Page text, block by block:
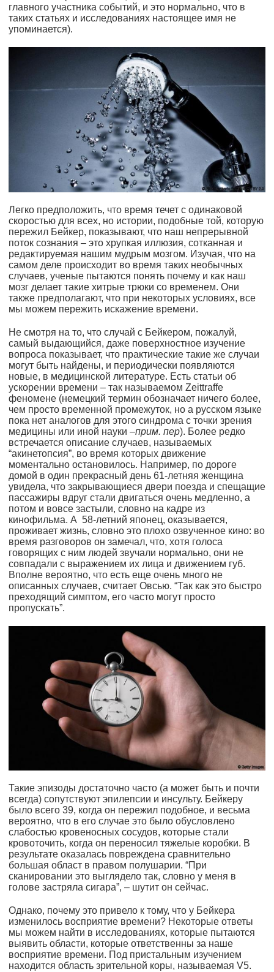
главного участника событий, и это нормально, что в
таких статьях и исследованиях настоящее имя не
упоминается).
Легко предположить, что время течет с одинаковой
скоростью для всех, но истории, подобные той, которую
пережил Бейкер, показывают, что наш непрерывной
поток сознания – это хрупкая иллюзия, сотканная и
редактируемая нашим мудрым мозгом. Изучая, что на
самом деле происходит во время таких необычных
случаев, ученые пытаются понять почему и как наш
мозг делает такие хитрые трюки со временем. Они
также предполагают, что при некоторых условиях, все
мы можем пережить искажение времени.
Не смотря на то, что случай с Бейкером, пожалуй,
самый выдающийся, даже поверхностное изучение
вопроса показывает, что практические такие же случаи
могут быть найдены, и периодически появляются
новые, в медицинской литературе. Есть статьи об
ускорении времени – так называемом Zeittraffe
феномене (немецкий термин обозначает ничего более,
чем просто временной промежуток, но а русском языке
пока нет аналогов для этого синдрома с точки зрения
медицины или иной науки –прим. пер). Более редко
встречается описание случаев, называемых
“акинетопсия”, во время которых движение
моментально остановилось. Например, по дороге
домой в один прекрасный день 61-летняя женщина
увидела, что закрывающиеся двери поезда и спещащие
пассажиры вдруг стали двигаться очень медленно, а
потом и вовсе застыли, словно на кадре из
кинофильма. А 58-летний японец, оказывается,
проживает жизнь, словно это плохо озвученное кино: во
время разговоров он замечал, что, хотя голоса
говорящих с ним людей звучали нормально, они не
совпадали с выражением их лица и движением губ.
Вполне вероятно, что есть еще очень много не
описанных случаев, считает Овсью. “Так как это быстро
преходящий симптом, его часто могут просто
пропускать”.
Такие эпизоды достаточно часто (а может быть и почти
всегда) сопутствуют эпилепсии и инсульту. Бейкеру
было всего 39, когда он пережил подобное, и весьма
вероятно, что в его случае это было обусловлено
слабостью кровеносных сосудов, которые стали
кровоточить, когда он переносил тяжелые коробки. В
результате оказалась повреждена сравнительно
большая област в правом полушарии. “При
сканировании это выглядело так, словно у меня в
голове застряла сигара”, – шутит он сейчас.
Однако, почему это привело к тому, что у Бейкера
изменилось восприятие времени? Некоторые ответы
мы можем найти в исследованиях, которые пытаются
выявить области, которые ответственны за наше
восприятие времени. Под пристальным изучением
находится область зрительной коры, называемая V5.